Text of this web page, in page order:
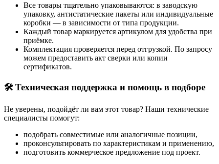
Все товары тщательно упаковываются: в заводскую
упаковку, антистатические пакеты или индивидуальные
коробки — в зависимости от типа продукции.
Каждый товар маркируется артикулом для удобства при
приёмке.
Комплектация проверяется перед отгрузкой. По запросу
можем предоставить акт сверки или копии
сертификатов.
🛠 Техническая поддержка и помощь в подборе
Не уверены, подойдёт ли вам этот товар? Наши технические
специалисты помогут:
подобрать совместимые или аналогичные позиции,
проконсультировать по характеристикам и применению,
подготовить коммерческое предложение под проект.